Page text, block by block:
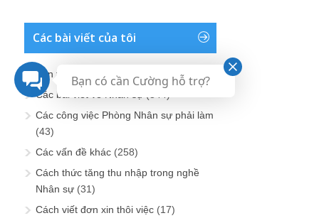
Các bài viết của tôi
Bản tin Blog nhân sự
(443)
Các bài viết về Nhân sự
Các công việc Phòng Nhân sự phải làm
(43)
Các vấn đề khác (258)
Cách thức tăng thu nhập trong nghề
Nhân sự (31)
Cách viết đơn xin thôi việc (17)
Bạn có cần Cường hỗ trợ?